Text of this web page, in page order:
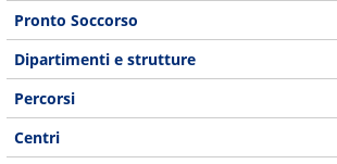
Pronto Soccorso
Dipartimenti e strutture
Percorsi
Centri